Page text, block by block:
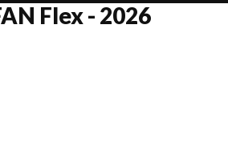
Flex - 2026